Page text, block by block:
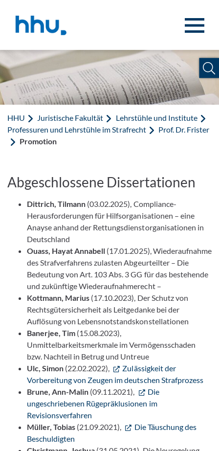
HHU Juristische Fakultät
Lehrstühle und Institute
Professuren und Lehrstühle im Strafrecht
Prof. Dr. Frister
Promotion
Abgeschlossene Dissertationen
Dittrich, Tilmann (03.02.2025), Compliance-
Herausforderungen für Hilfsorganisationen – eine
Anayse anhand der Rettungsdienstorganisationen in
Deutschland
Ouass, Hayat Annabell (17.01.2025), Wiederaufnahme
des Strafverfahrens zulasten Abgeurteilter – Die
Bedeutung von Art. 103 Abs. 3 GG für das bestehende
und zukünftige Wiederaufnahmerecht –
Kottmann, Marius (17.10.2023), Der Schutz von
Rechtsgütersicherheit als Leitgedanke bei der
Auflösung von Lebensnotstandskonstellationen
Banerjee, Tim (15.08.2023),
Unmittelbarkeitsmerkmale im Vermögensschaden
bzw. Nachteil in Betrug und Untreue
Ulc, Simon (22.02.2022),
Zulässigkeit der
Vorbereitung von Zeugen im deutschen Strafprozess
Brune, Ann-Malin (09.11.2021),
Die
ungeschriebenen Rügepräklusionen im
Revisionsverfahren
Müller, Tobias (21.09.2021),
Die Täuschung des
Beschuldigten